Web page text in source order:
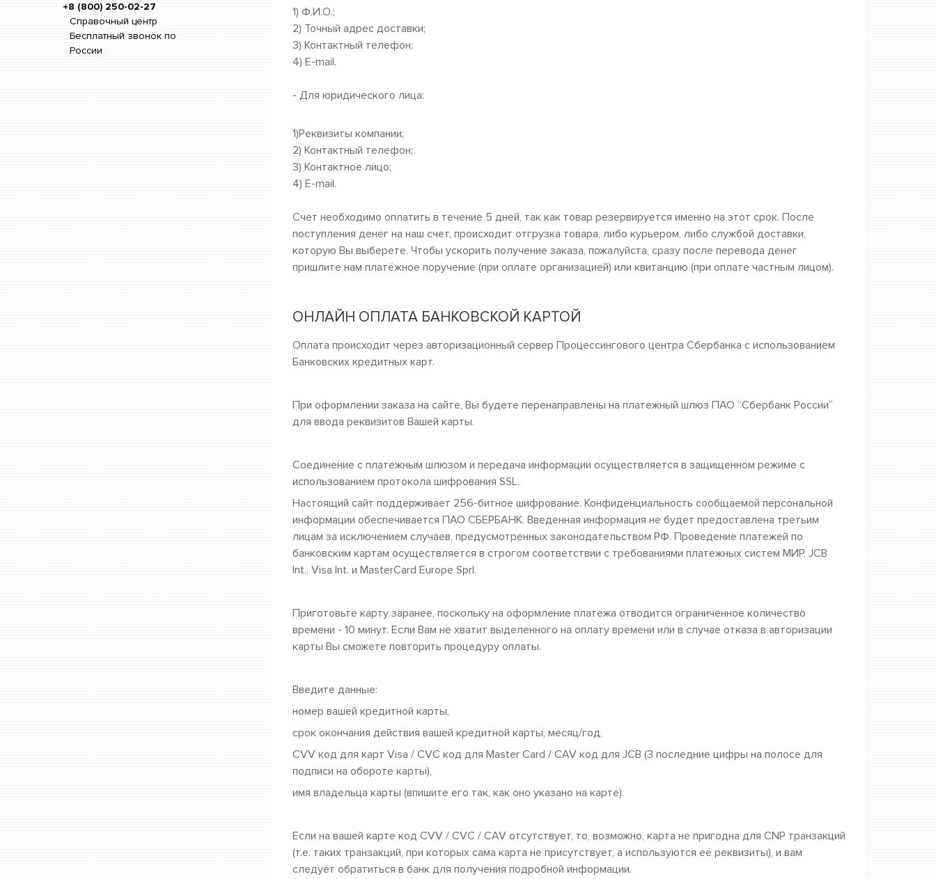
+8 (800) 250-02-27
Справочный центр
Бесплатный звонок по
России
1) Ф.И.О.;
2) Точный адрес доставки;
3) Контактный телефон;
4) E-mail.
- Для юридического лица:
1)Реквизиты компании;
2) Контактный телефон;
3) Контактное лицо;
4) E-mail.
Счет необходимо оплатить в течение 5 дней, так как товар резервируется именно на этот срок. После
поступления денег на наш счет, происходит отгрузка товара, либо курьером, либо службой доставки,
которую Вы выберете. Чтобы ускорить получение заказа, пожалуйста, сразу после перевода денег
пришлите нам платёжное поручение (при оплате организацией) или квитанцию (при оплате частным лицом).
ОНЛАЙН ОПЛАТА БАНКОВСКОЙ КАРТОЙ
Оплата происходит через авторизационный сервер Процессингового центра Сбербанка с использованием
Банковских кредитных карт.
При оформлении заказа на сайте, Вы будете перенаправлены на платежный шлюз ПАО “Сбербанк России”
для ввода реквизитов Вашей карты.
Cоединение с платежным шлюзом и передача информации осуществляется в защищенном режиме с
использованием протокола шифрования SSL.
Настоящий сайт поддерживает 256-битное шифрование. Конфиденциальность сообщаемой персональной
информации обеспечивается ПАО СБЕРБАНК. Введенная информация не будет предоставлена третьим
лицам за исключением случаев, предусмотренных законодательством РФ. Проведение платежей по
банковским картам осуществляется в строгом соответствии с требованиями платежных систем МИР, JCB
Int., Visa Int. и MasterCard Europe Sprl.
Приготовьте карту заранее, поскольку на оформление платежа отводится ограниченное количество
времени - 10 минут. Если Вам не хватит выделенного на оплату времени или в случае отказа в авторизации
карты Вы сможете повторить процедуру оплаты.
Введите данные:
номер вашей кредитной карты,
cрок окончания действия вашей кредитной карты, месяц/год,
CVV код для карт Visa / CVC код для Master Card / CAV код для JCB (3 последние цифры на полосе для
подписи на обороте карты),
имя владельца карты (впишите его так, как оно указано на карте).
Если на вашей карте код CVV / CVC / CAV отсутствует, то, возможно, карта не пригодна для CNP транзакций
(т.е. таких транзакций, при которых сама карта не присутствует, а используются её реквизиты), и вам
следует обратиться в банк для получения подробной информации.